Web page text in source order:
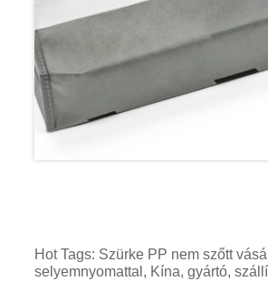
Hot Tags: Szürke PP nem szőtt
selyemnyomattal, Kína, gyártó,